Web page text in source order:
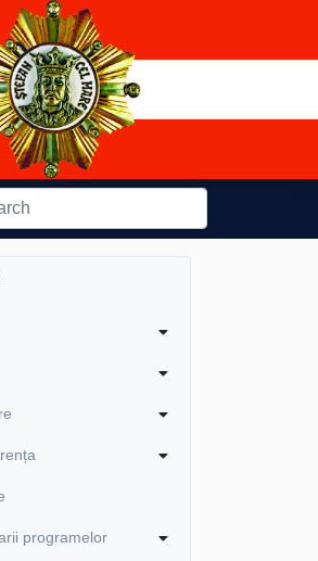
programelor